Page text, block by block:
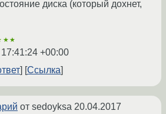
диска (который дохнет,
+00:00
Ссылка
от sedoyksa 20.04.2017